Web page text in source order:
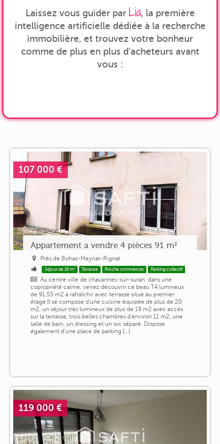
Laissez vous guider par Lia, la première
intelligence artificielle dédiée à la recherche
immobilière, et trouvez votre bonheur
comme de plus en plus d'acheteurs avant
vous :
107 000 €
Appartement a vendre 4 pièces 91 m²
Près de Bohas-Meyriat-Rignat
Séjour de 18 m² Terrasse Proche commerces Parking collectif
Au centre ville de chavannes-sur-suran, dans une
copropriété calme, venez découvrir ce beau T4 lumineux
de 91,55 m2 à rafraîchir avec terrasse situé au premier
étage Il se compose d'une cuisine équipée de plus de 20
m2, un séjour très lumineux de plus de 18 m2 avec accès
sur la terrasse, trois belles chambres d'environ 11 m2, une
salle de bain, un dressing et un wc séparé. Dispose
également d'une place de parking [...]
119 000 €